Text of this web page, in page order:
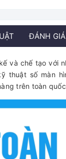
ĐÁNH GIÁ
và chế tạo với
thuật số màn
trên toàn quốc